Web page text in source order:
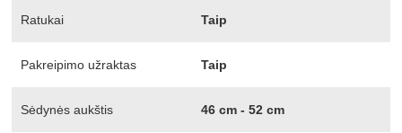
Ratukai Taip
Pakreipimo užraktas Taip
Sėdynės aukštis 46 cm - 52 cm